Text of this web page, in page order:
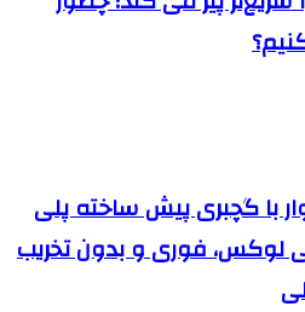
با گچبری پیش ساخته پلی
لوکس، فوری و بدون تخریب